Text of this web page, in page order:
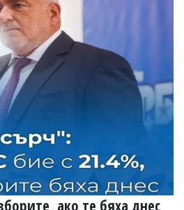
ако те бяха днес